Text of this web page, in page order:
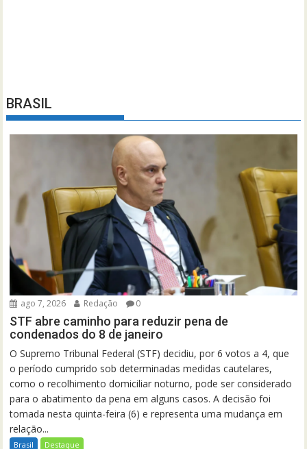
BRASIL
ago 7, 2026 Redação 0
STF abre caminho para reduzir pena de
condenados do 8 de janeiro
O Supremo Tribunal Federal (STF) decidiu, por 6 votos a 4, que
o período cumprido sob determinadas medidas cautelares,
como o recolhimento domiciliar noturno, pode ser considerado
para o abatimento da pena em alguns casos. A decisão foi
tomada nesta quinta-feira (6) e representa uma mudança em
relação...
Brasil Destaque